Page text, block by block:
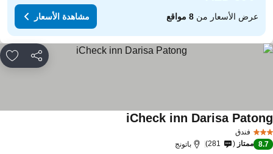
عرض الأسعار من8 مواقع مشاهدة الأسعار
مشاركة
فندق
iCheck inn Darisaمشاهدة الأسعار
8.7 ممتاز 281 باتونج